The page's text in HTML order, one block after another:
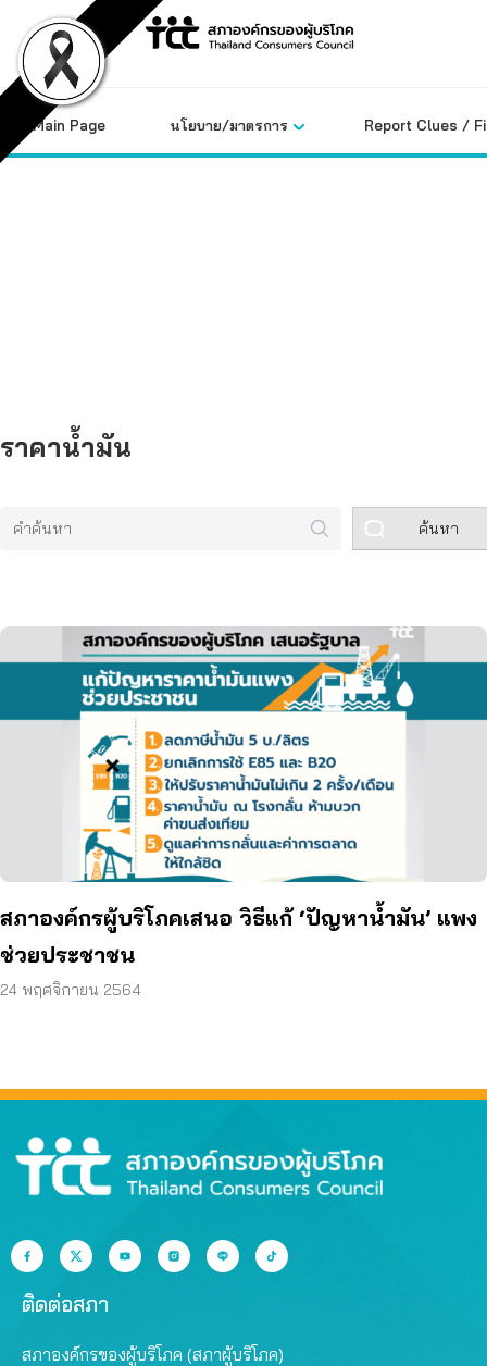
content
Main Page นโยบาย/มาตรการ Report Clues /
ราคาน้ำมัน
ค้นหา
สภาองค์กรผู้บริโภคเสนอ วิธีแก้ ‘ปัญหาน้ำมัน’ แพง
ช่วยประชาชน
24 พฤศจิกายน 2564
ติดต่อสภา
สภาองค์กรของผู้บริโภค (สภาผู้บริโภค)